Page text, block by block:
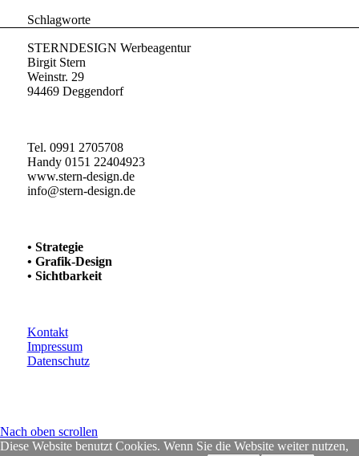
Schlagworte
STERNDESIGN Werbeagentur
Birgit Stern
Weinstr. 29
94469 Deggendorf
Tel. 0991 2705708
Handy 0151 22404923
www.stern-design.de
info@stern-design.de
• Strategie
• Grafik-Design
• Sichtbarkeit
Kontakt
Impressum
Datenschutz
Nach oben scrollen
Diese Website benutzt Cookies. Wenn Sie die Website weiter nutzen,